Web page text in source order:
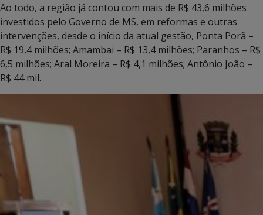
Ao todo, a região já contou com mais de R$ 43,6 milhões
investidos pelo Governo de MS, em reformas e outras
intervenções, desde o início da atual gestão, Ponta Porã –
R$ 19,4 milhões; Amambai – R$ 13,4 milhões; Paranhos – R$
6,5 milhões; Aral Moreira – R$ 4,1 milhões; Antônio João –
R$ 44 mil.